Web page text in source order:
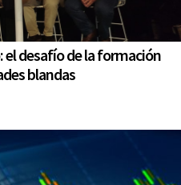
el desafío de la formación
blandas